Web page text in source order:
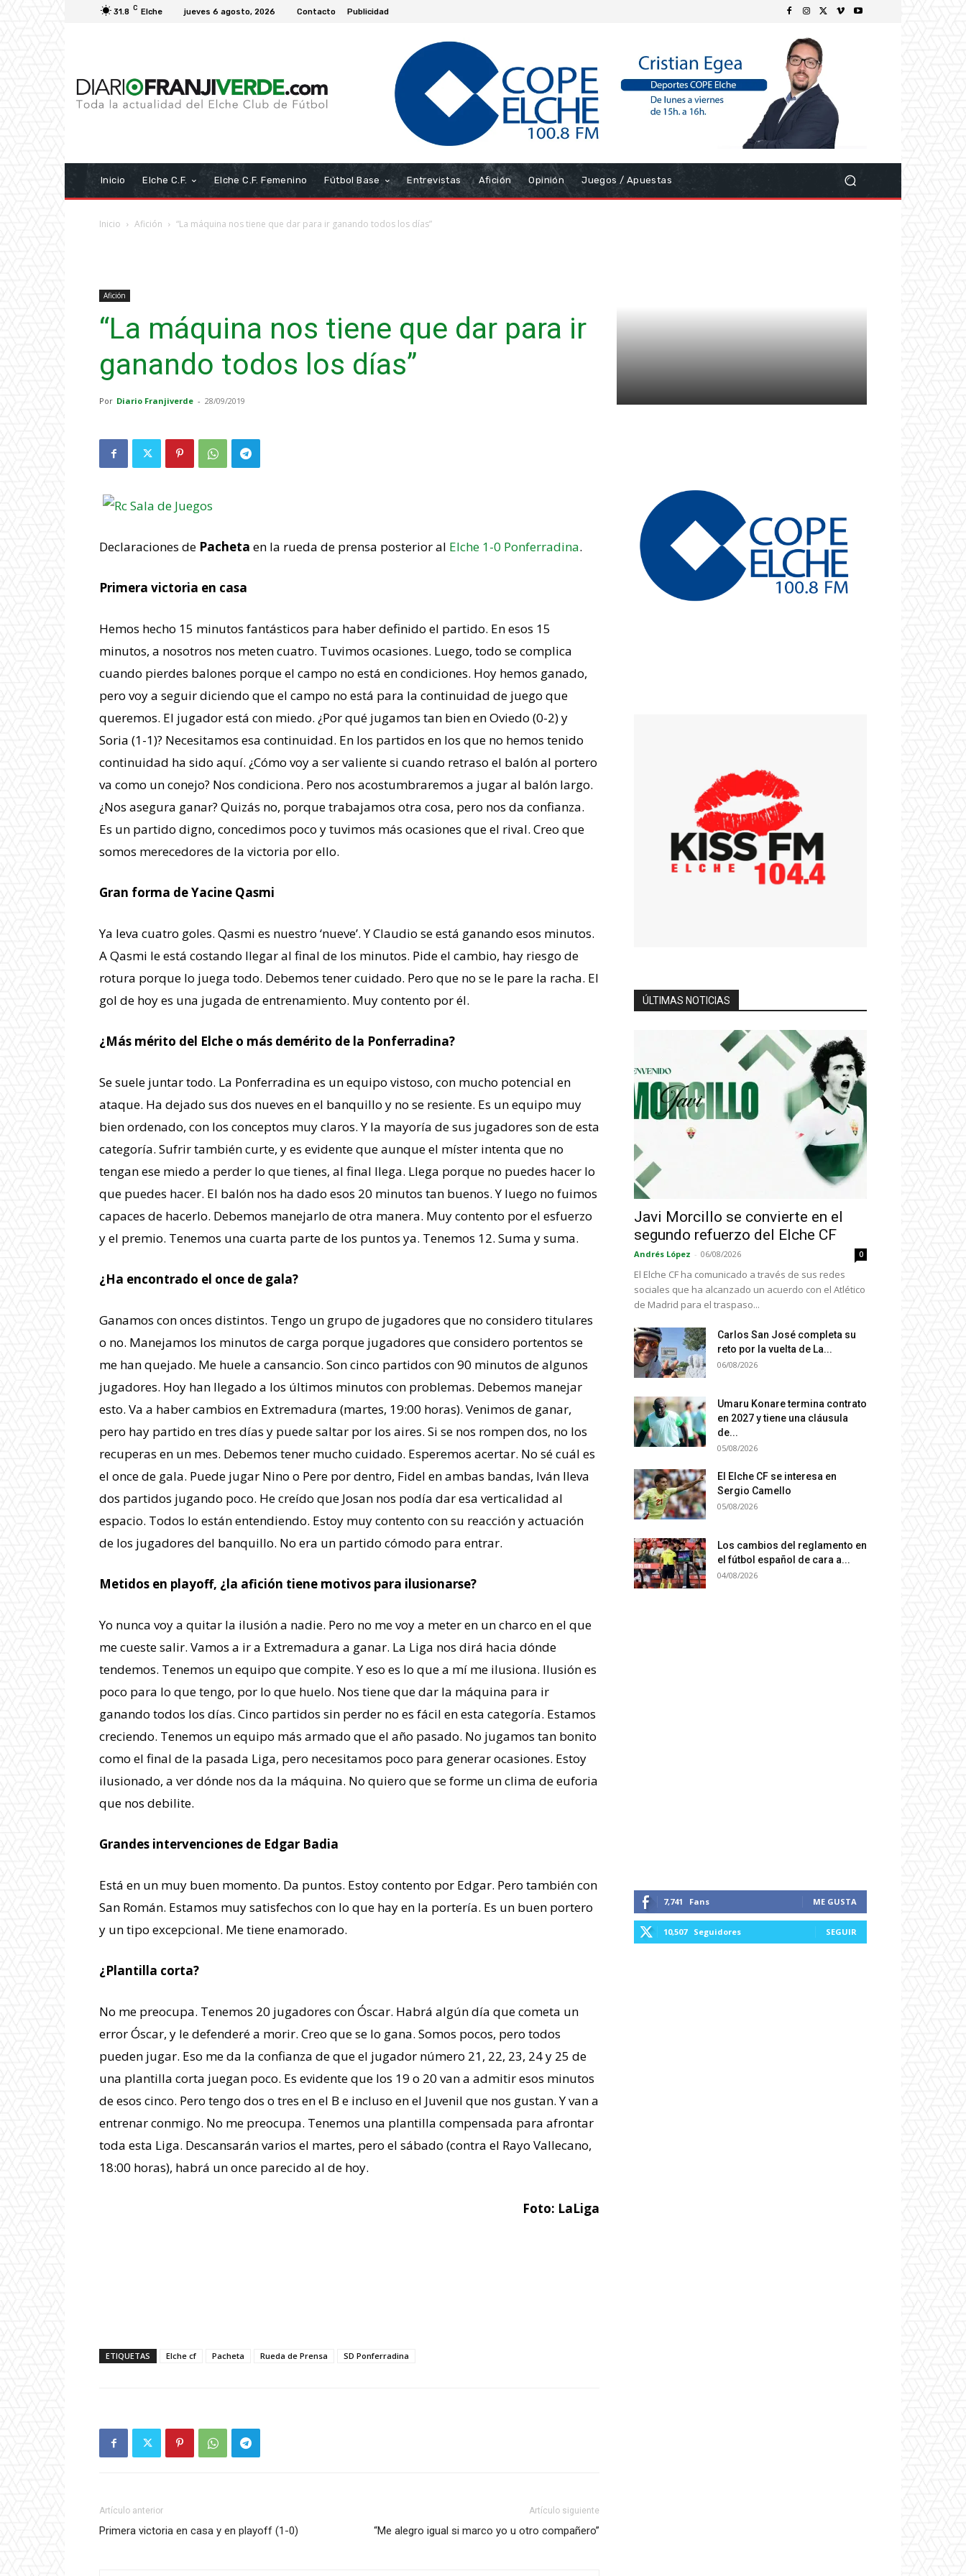
31.8 C Elche jueves 6 agosto, 2026 Contacto Publicidad
Inicio Elche C.F. Elche C.F. Femenino Fútbol Base Entrevistas Afición Opinión Juegos / Apuestas
Inicio Afición “La máquina nos tiene que dar para ir ganando todos los días”
Afición
“La máquina nos tiene que dar para ir
ganando todos los días”
Por Diario Franjiverde - 28/09/2019
Declaraciones de Pacheta en la rueda de prensa posterior al Elche 1-0 Ponferradina.
Primera victoria en casa
Hemos hecho 15 minutos fantásticos para haber definido el partido. En esos 15
minutos, a nosotros nos meten cuatro. Tuvimos ocasiones. Luego, todo se complica
cuando pierdes balones porque el campo no está en condiciones. Hoy hemos ganado,
pero voy a seguir diciendo que el campo no está para la continuidad de juego que
queremos. El jugador está con miedo. ¿Por qué jugamos tan bien en Oviedo (0-2) y
Soria (1-1)? Necesitamos esa continuidad. En los partidos en los que no hemos tenido
continuidad ha sido aquí. ¿Cómo voy a ser valiente si cuando retraso el balón al portero
va como un conejo? Nos condiciona. Pero nos acostumbraremos a jugar al balón largo.
¿Nos asegura ganar? Quizás no, porque trabajamos otra cosa, pero nos da confianza.
Es un partido digno, concedimos poco y tuvimos más ocasiones que el rival. Creo que
somos merecedores de la victoria por ello.
Gran forma de Yacine Qasmi
Ya leva cuatro goles. Qasmi es nuestro ‘nueve’. Y Claudio se está ganando esos minutos.
A Qasmi le está costando llegar al final de los minutos. Pide el cambio, hay riesgo de
rotura porque lo juega todo. Debemos tener cuidado. Pero que no se le pare la racha. El
gol de hoy es una jugada de entrenamiento. Muy contento por él.
¿Más mérito del Elche o más demérito de la Ponferradina?
Se suele juntar todo. La Ponferradina es un equipo vistoso, con mucho potencial en
ataque. Ha dejado sus dos nueves en el banquillo y no se resiente. Es un equipo muy
bien ordenado, con los conceptos muy claros. Y la mayoría de sus jugadores son de esta
categoría. Sufrir también curte, y es evidente que aunque el míster intenta que no
tengan ese miedo a perder lo que tienes, al final llega. Llega porque no puedes hacer lo
que puedes hacer. El balón nos ha dado esos 20 minutos tan buenos. Y luego no fuimos
capaces de hacerlo. Debemos manejarlo de otra manera. Muy contento por el esfuerzo
y el premio. Tenemos una cuarta parte de los puntos ya. Tenemos 12. Suma y suma.
¿Ha encontrado el once de gala?
Ganamos con onces distintos. Tengo un grupo de jugadores que no considero titulares
o no. Manejamos los minutos de carga porque jugadores que considero portentos se
me han quejado. Me huele a cansancio. Son cinco partidos con 90 minutos de algunos
jugadores. Hoy han llegado a los últimos minutos con problemas. Debemos manejar
esto. Va a haber cambios en Extremadura (martes, 19:00 horas). Venimos de ganar,
pero hay partido en tres días y puede saltar por los aires. Si se nos rompen dos, no los
recuperas en un mes. Debemos tener mucho cuidado. Esperemos acertar. No sé cuál es
el once de gala. Puede jugar Nino o Pere por dentro, Fidel en ambas bandas, Iván lleva
dos partidos jugando poco. He creído que Josan nos podía dar esa verticalidad al
espacio. Todos lo están entendiendo. Estoy muy contento con su reacción y actuación
de los jugadores del banquillo. No era un partido cómodo para entrar.
Metidos en playoff, ¿la afición tiene motivos para ilusionarse?
Yo nunca voy a quitar la ilusión a nadie. Pero no me voy a meter en un charco en el que
me cueste salir. Vamos a ir a Extremadura a ganar. La Liga nos dirá hacia dónde
tendemos. Tenemos un equipo que compite. Y eso es lo que a mí me ilusiona. Ilusión es
poco para lo que tengo, por lo que huelo. Nos tiene que dar la máquina para ir
ganando todos los días. Cinco partidos sin perder no es fácil en esta categoría. Estamos
creciendo. Tenemos un equipo más armado que el año pasado. No jugamos tan bonito
como el final de la pasada Liga, pero necesitamos poco para generar ocasiones. Estoy
ilusionado, a ver dónde nos da la máquina. No quiero que se forme un clima de euforia
que nos debilite.
Grandes intervenciones de Edgar Badia
Está en un muy buen momento. Da puntos. Estoy contento por Edgar. Pero también con
San Román. Estamos muy satisfechos con lo que hay en la portería. Es un buen portero
y un tipo excepcional. Me tiene enamorado.
¿Plantilla corta?
No me preocupa. Tenemos 20 jugadores con Óscar. Habrá algún día que cometa un
error Óscar, y le defenderé a morir. Creo que se lo gana. Somos pocos, pero todos
pueden jugar. Eso me da la confianza de que el jugador número 21, 22, 23, 24 y 25 de
una plantilla corta juegan poco. Es evidente que los 19 o 20 van a admitir esos minutos
de esos cinco. Pero tengo dos o tres en el B e incluso en el Juvenil que nos gustan. Y van a
entrenar conmigo. No me preocupa. Tenemos una plantilla compensada para afrontar
toda esta Liga. Descansarán varios el martes, pero el sábado (contra el Rayo Vallecano,
18:00 horas), habrá un once parecido al de hoy.
Foto: LaLiga
ETIQUETAS Elche cf Pacheta Rueda de Prensa SD Ponferradina
Artículo anterior
Primera victoria en casa y en playoff (1-0)
Artículo siguiente
“Me alegro igual si marco yo u otro compañero”
ÚLTIMAS NOTICIAS
Javi Morcillo se convierte en el
segundo refuerzo del Elche CF
Andrés López - 06/08/2026 0
El Elche CF ha comunicado a través de sus redes
sociales que ha alcanzado un acuerdo con el Atlético
de Madrid para el traspaso...
Carlos San José completa su
reto por la vuelta de La...
06/08/2026
Umaru Konare termina contrato
en 2027 y tiene una cláusula
de...
05/08/2026
El Elche CF se interesa en
Sergio Camello
05/08/2026
Los cambios del reglamento en
el fútbol español de cara a...
04/08/2026
7,741 Fans ME GUSTA
10,507 Seguidores SEGUIR